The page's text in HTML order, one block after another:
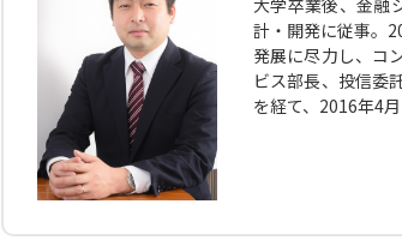
大学卒業後、金融
計・開発に従事。
発展に尽力し、コ
ビス部長、投信委
を経て、2016年4月